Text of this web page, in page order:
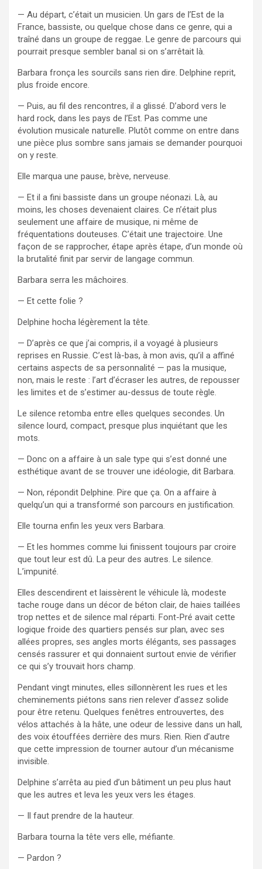
— Au départ, c’était un musicien. Un gars de l’Est de la
France, bassiste, ou quelque chose dans ce genre, qui a
traîné dans un groupe de reggae. Le genre de parcours qui
pourrait presque sembler banal si on s’arrêtait là.
Barbara fronça les sourcils sans rien dire. Delphine reprit,
plus froide encore.
— Puis, au fil des rencontres, il a glissé. D’abord vers le
hard rock, dans les pays de l’Est. Pas comme une
évolution musicale naturelle. Plutôt comme on entre dans
une pièce plus sombre sans jamais se demander pourquoi
on y reste.
Elle marqua une pause, brève, nerveuse.
— Et il a fini bassiste dans un groupe néonazi. Là, au
moins, les choses devenaient claires. Ce n’était plus
seulement une affaire de musique, ni même de
fréquentations douteuses. C’était une trajectoire. Une
façon de se rapprocher, étape après étape, d’un monde où
la brutalité finit par servir de langage commun.
Barbara serra les mâchoires.
— Et cette folie ?
Delphine hocha légèrement la tête.
— D’après ce que j’ai compris, il a voyagé à plusieurs
reprises en Russie. C’est là-bas, à mon avis, qu’il a affiné
certains aspects de sa personnalité — pas la musique,
non, mais le reste : l’art d’écraser les autres, de repousser
les limites et de s’estimer au-dessus de toute règle.
Le silence retomba entre elles quelques secondes. Un
silence lourd, compact, presque plus inquiétant que les
mots.
— Donc on a affaire à un sale type qui s’est donné une
esthétique avant de se trouver une idéologie, dit Barbara.
— Non, répondit Delphine. Pire que ça. On a affaire à
quelqu’un qui a transformé son parcours en justification.
Elle tourna enfin les yeux vers Barbara.
— Et les hommes comme lui finissent toujours par croire
que tout leur est dû. La peur des autres. Le silence.
L’impunité.
Elles descendirent et laissèrent le véhicule là, modeste
tache rouge dans un décor de béton clair, de haies taillées
trop nettes et de silence mal réparti. Font-Pré avait cette
logique froide des quartiers pensés sur plan, avec ses
allées propres, ses angles morts élégants, ses passages
censés rassurer et qui donnaient surtout envie de vérifier
ce qui s’y trouvait hors champ.
Pendant vingt minutes, elles sillonnèrent les rues et les
cheminements piétons sans rien relever d’assez solide
pour être retenu. Quelques fenêtres entrouvertes, des
vélos attachés à la hâte, une odeur de lessive dans un hall,
des voix étouffées derrière des murs. Rien. Rien d’autre
que cette impression de tourner autour d’un mécanisme
invisible.
Delphine s’arrêta au pied d’un bâtiment un peu plus haut
que les autres et leva les yeux vers les étages.
— Il faut prendre de la hauteur.
Barbara tourna la tête vers elle, méfiante.
— Pardon ?